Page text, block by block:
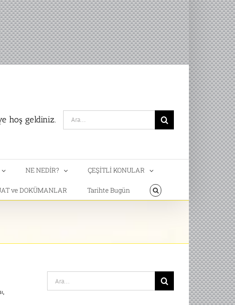
hoş geldiniz.
Search
for:
NE NEDİR? ÇEŞİTLİ KONULAR
ve DOKÜMANLAR Tarihte Bugün
,
Search
for: